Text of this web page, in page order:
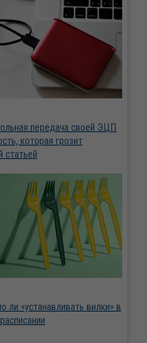
передача своей ЭЦП
которая грозит
статьей
ли «устанавливать вилки» в